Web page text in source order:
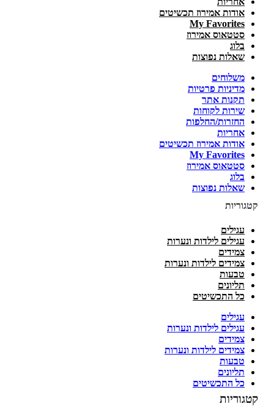
אודות אמירוז תכשיטים
My Favorites
סטטאוס אמירוז
בלוג
שאלות נפוצות
משלוחים
מדיניות פרטיות
תקנות אתר
שירות לקוחות
החזרות/החלפות
אחריות
אודות אמירוז תכשיטים
My Favorites
סטטאוס אמירוז
בלוג
שאלות נפוצות
קטגוריות
עגילים
עגילים לילדות ונערות
צמידים
צמידים לילדות ונערות
טבעות
תליונים
כל התכשיטים
עגילים
עגילים לילדות ונערות
צמידים
צמידים לילדות ונערות
טבעות
תליונים
כל התכשיטים
קטגוריות